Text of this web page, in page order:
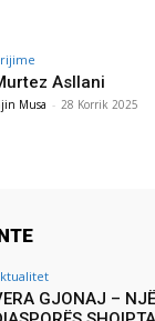
Asllani
Musa - 28 Korrik 2025
GJONAJ –